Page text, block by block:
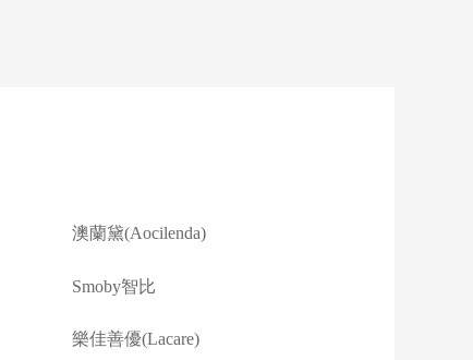
澳蘭黛(Aocilenda)
Smoby智比
樂佳善優(Lacare)